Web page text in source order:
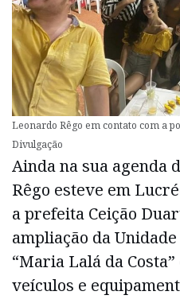
Leonardo Rêgo em contato com a
Divulgação
Ainda na sua agenda
Rêgo esteve em
a prefeita Ceição
ampliação da
“Maria Lalá da
veículos e